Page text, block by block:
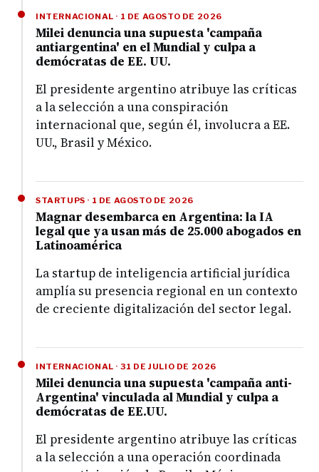
INTERNACIONAL · 1 DE AGOSTO DE 2026
Milei denuncia una supuesta 'campaña
antiargentina' en el Mundial y culpa a
demócratas de EE. UU.
El presidente argentino atribuye las críticas
a la selección a una conspiración
internacional que, según él, involucra a EE.
UU., Brasil y México.
STARTUPS · 1 DE AGOSTO DE 2026
Magnar desembarca en Argentina: la IA
legal que ya usan más de 25.000 abogados en
Latinoamérica
La startup de inteligencia artificial jurídica
amplía su presencia regional en un contexto
de creciente digitalización del sector legal.
INTERNACIONAL · 31 DE JULIO DE 2026
Milei denuncia una supuesta 'campaña anti-
Argentina' vinculada al Mundial y culpa a
demócratas de EE.UU.
El presidente argentino atribuye las críticas
a la selección a una operación coordinada